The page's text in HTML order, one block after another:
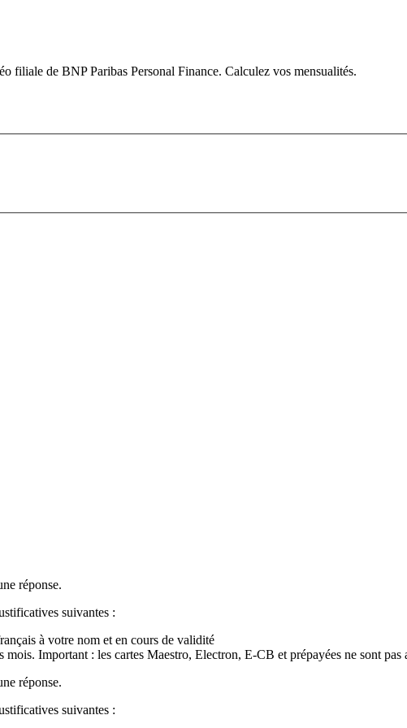
filiale de BNP Paribas Personal Finance. Calculez vos mensualités.
réponse.
suivantes :
à votre nom et en cours de validité
Important : les cartes Maestro, Electron, E-CB et prépayées ne sont pas
réponse.
suivantes :